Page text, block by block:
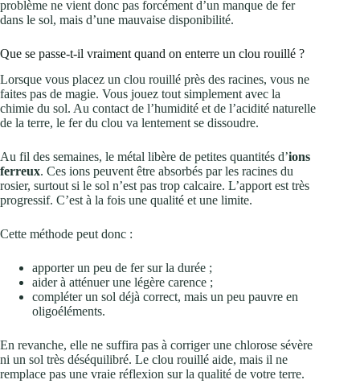
problème ne vient donc pas forcément d’un manque de fer
dans le sol, mais d’une mauvaise disponibilité.
Que se passe-t-il vraiment quand on enterre un clou rouillé ?
Lorsque vous placez un clou rouillé près des racines, vous ne
faites pas de magie. Vous jouez tout simplement avec la
chimie du sol. Au contact de l’humidité et de l’acidité naturelle
de la terre, le fer du clou va lentement se dissoudre.
Au fil des semaines, le métal libère de petites quantités d’ions
ferreux. Ces ions peuvent être absorbés par les racines du
rosier, surtout si le sol n’est pas trop calcaire. L’apport est très
progressif. C’est à la fois une qualité et une limite.
Cette méthode peut donc :
apporter un peu de fer sur la durée ;
aider à atténuer une légère carence ;
compléter un sol déjà correct, mais un peu pauvre en
oligoéléments.
En revanche, elle ne suffira pas à corriger une chlorose sévère
ni un sol très déséquilibré. Le clou rouillé aide, mais il ne
remplace pas une vraie réflexion sur la qualité de votre terre.